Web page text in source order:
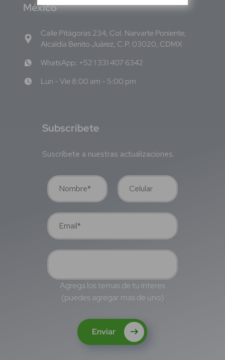
México
Calle Pitágoras 234, Col. Narvarte Poniente,
Alcaldía Benito Juárez, C.P. 03020, CDMX
WhatsApp: +52 1 331 407 6342
Lun - Vie 8:00 am - 5:00 pm
Subscríbete
Suscríbete a nuestras actualizaciones.
Agrega los temas de tu interes
(puedes agregar mas de uno)
Enviar